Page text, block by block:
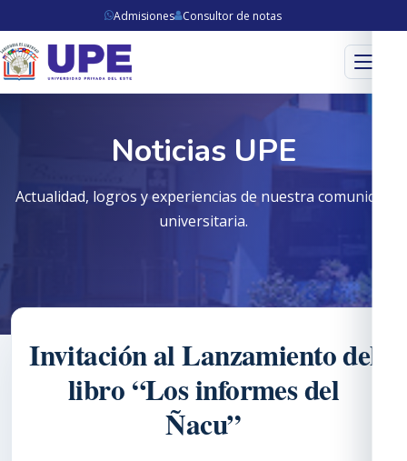
Admisiones Consultor de notas
Menú
Noticias UPE
Actualidad, logros y experiencias de nuestra comunidad
universitaria.
Invitación al Lanzamiento del
libro “Los informes del
Ñacu”